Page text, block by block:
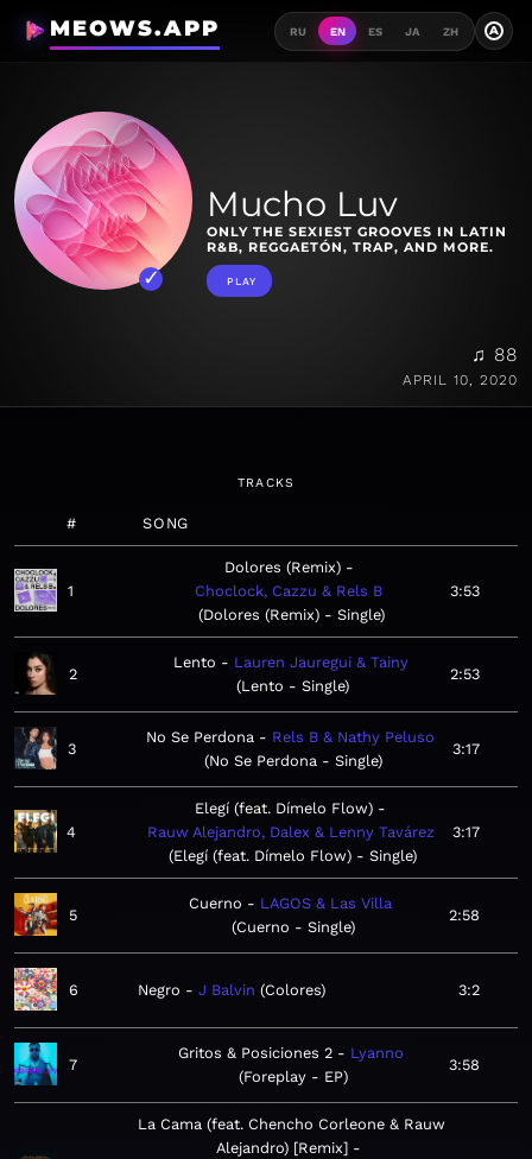
MEOWS.APP RU EN ES JA ZH A
Mucho Luv
ONLY THE SEXIEST GROOVES IN LATIN
R&B, REGGAETÓN, TRAP, AND MORE.
PLAY
♫ 88
APRIL 10, 2020
TRACKS
# SONG
1
Dolores (Remix)
Choclock, Cazzu & Rels B
Dolores (Remix) - Single
3:53
2
Lento
Lauren Jauregui & Tainy
Lento - Single
2:53
3
No Se Perdona
Rels B & Nathy Peluso
No Se Perdona - Single
3:17
4
Elegí (feat. Dímelo Flow)
Rauw Alejandro, Dalex & Lenny Tavárez
Elegí (feat. Dímelo Flow) - Single
3:17
5
Cuerno
LAGOS & Las Villa
Cuerno - Single
2:58
6 Negro J Balvin Colores 3:2
7
Gritos & Posiciones 2
Lyanno
Foreplay - EP
3:58
La Cama (feat. Chencho Corleone & Rauw
Alejandro) [Remix]